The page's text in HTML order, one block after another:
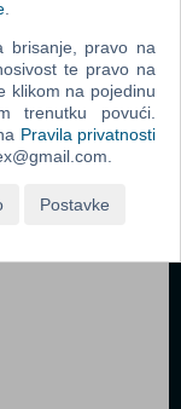
Odjava
2026 by CroVortex.
brisanje, pravo na
te pravo na
klikom na pojedinu
trenutku povući.
Pravila privatnosti
Postavke